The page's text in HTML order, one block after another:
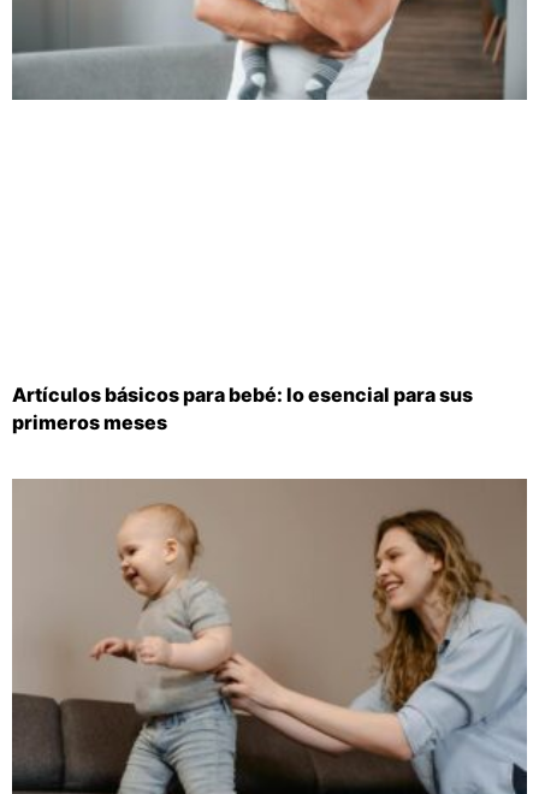
Artículos básicos para bebé: lo esencial para sus
primeros meses